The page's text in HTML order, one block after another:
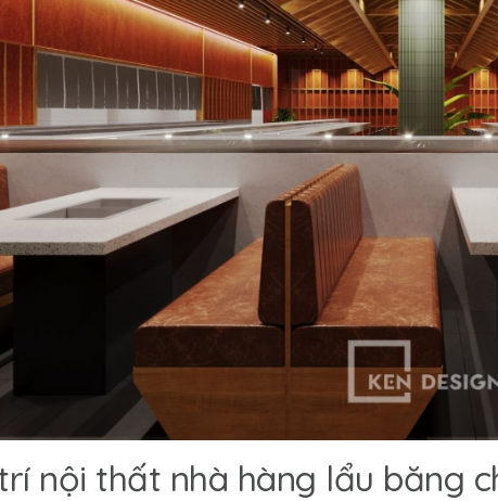
nội thất nhà hàng lẩu băng